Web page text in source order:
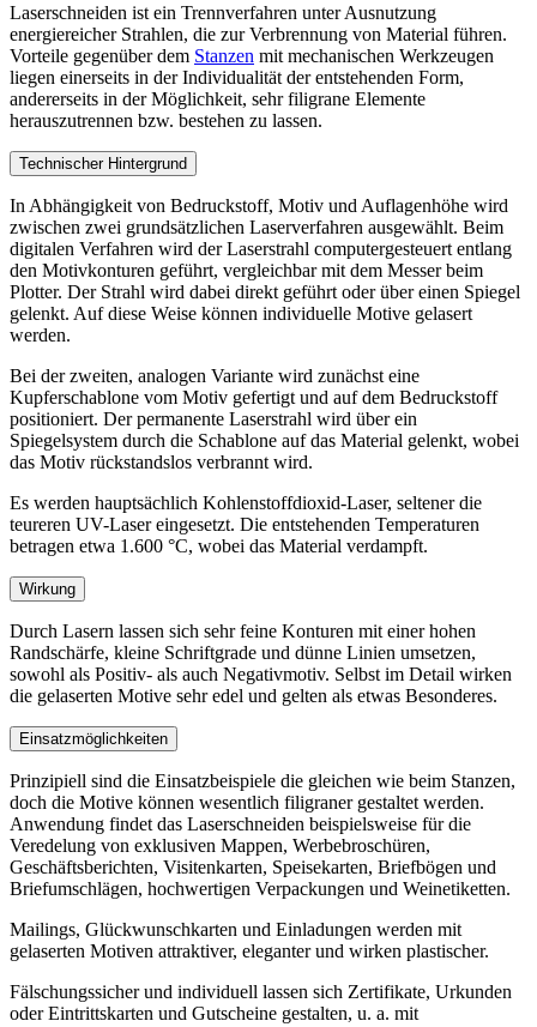
Laserschneiden ist ein Trennverfahren unter Ausnutzung
energiereicher Strahlen, die zur Verbrennung von Material führen.
Vorteile gegenüber dem Stanzen mit mechanischen Werkzeugen
liegen einerseits in der Individualität der entstehenden Form,
andererseits in der Möglichkeit, sehr filigrane Elemente
herauszutrennen bzw. bestehen zu lassen.
Technischer Hintergrund
In Abhängigkeit von Bedruckstoff, Motiv und Auflagenhöhe wird
zwischen zwei grundsätzlichen Laserverfahren ausgewählt. Beim
digitalen Verfahren wird der Laserstrahl computergesteuert entlang
den Motivkonturen geführt, vergleichbar mit dem Messer beim
Plotter. Der Strahl wird dabei direkt geführt oder über einen Spiegel
gelenkt. Auf diese Weise können individuelle Motive gelasert
werden.
Bei der zweiten, analogen Variante wird zunächst eine
Kupferschablone vom Motiv gefertigt und auf dem Bedruckstoff
positioniert. Der permanente Laserstrahl wird über ein
Spiegelsystem durch die Schablone auf das Material gelenkt, wobei
das Motiv rückstandslos verbrannt wird.
Es werden hauptsächlich Kohlenstoffdioxid-Laser, seltener die
teureren UV-Laser eingesetzt. Die entstehenden Temperaturen
betragen etwa 1.600 °C, wobei das Material verdampft.
Wirkung
Durch Lasern lassen sich sehr feine Konturen mit einer hohen
Randschärfe, kleine Schriftgrade und dünne Linien umsetzen,
sowohl als Positiv- als auch Negativmotiv. Selbst im Detail wirken
die gelaserten Motive sehr edel und gelten als etwas Besonderes.
Einsatzmöglichkeiten
Prinzipiell sind die Einsatzbeispiele die gleichen wie beim Stanzen,
doch die Motive können wesentlich filigraner gestaltet werden.
Anwendung findet das Laserschneiden beispielsweise für die
Veredelung von exklusiven Mappen, Werbebroschüren,
Geschäftsberichten, Visitenkarten, Speisekarten, Briefbögen und
Briefumschlägen, hochwertigen Verpackungen und Weinetiketten.
Mailings, Glückwunschkarten und Einladungen werden mit
gelaserten Motiven attraktiver, eleganter und wirken plastischer.
Fälschungssicher und individuell lassen sich Zertifikate, Urkunden
oder Eintrittskarten und Gutscheine gestalten, u. a. mit